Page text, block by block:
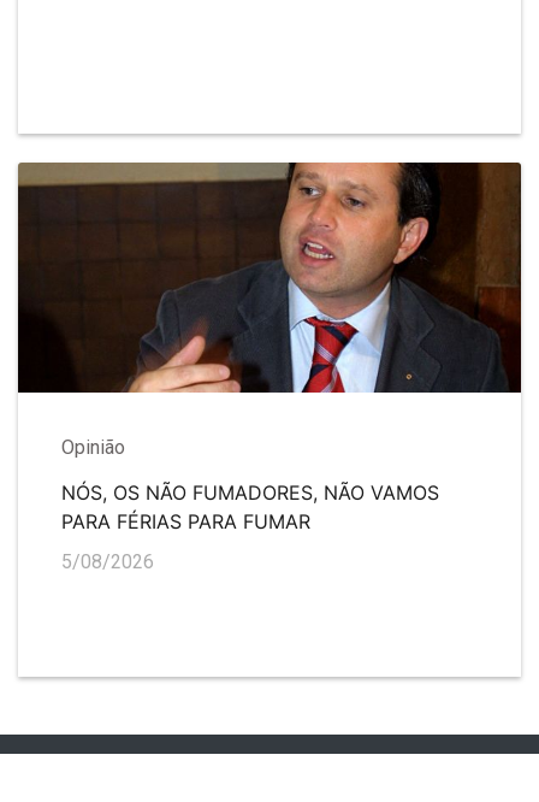
Opinião
NÓS, OS NÃO FUMADORES, NÃO VAMOS
PARA FÉRIAS PARA FUMAR
5/08/2026